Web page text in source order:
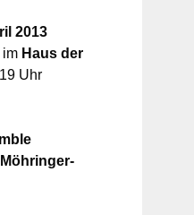
2013
im Haus der
Uhr